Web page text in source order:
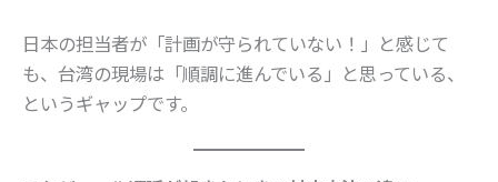
日本の担当者が「計画が守られていない！」と感じて
も、台湾の現場は「順調に進んでいる」と思っている、
というギャップです。